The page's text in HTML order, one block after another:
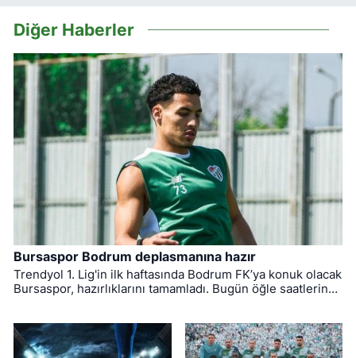
Diğer Haberler
Bursaspor Bodrum deplasmanına hazır
Trendyol 1. Lig'in ilk haftasında Bodrum FK’ya konuk olacak
Bursaspor, hazırlıklarını tamamladı. Bugün öğle saatlerinde